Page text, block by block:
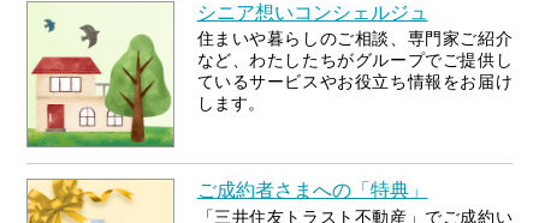
シニア想いコンシェルジュ
住まいや暮らしのご相談、専門家ご紹介
など、わたしたちがグループでご提供し
ているサービスやお役立ち情報をお届け
します。
ご成約者さまへの「特典」
「三井住友トラスト不動産」でご成約い